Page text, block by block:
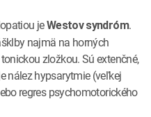
jeWestov syndróm.
najmä na horných
zložkou. Sú extenčné,
nález hypsarytmie (veľkej
regres psychomotorického